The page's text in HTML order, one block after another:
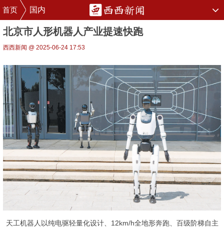
首页 国内
北京市人形机器人产业提速快跑
西西新闻 @ 2025-06-24 17:53
天工机器人以纯电驱轻量化设计、12km/h全地形奔跑、百级阶梯自主